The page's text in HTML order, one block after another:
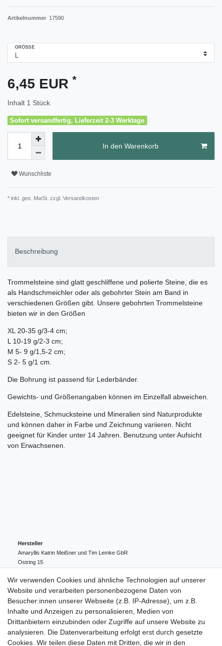
Artikelnummer 17590
GRÖSSE
6,45 EUR *
Inhalt 1 Stück
Sofort versandfertig, Lieferzeit 2-3 Werktage
In den Warenkorb
Wunschliste
* inkl. ges. MwSt. zzgl. Versandkosten
Beschreibung
Trommelsteine sind glatt geschliffene und polierte Steine, die es
als Handschmeichler oder als gebohrter Stein am Band in
verschiedenen Größen gibt. Unsere gebohrten Trommelsteine
bieten wir in den Größen
XL 20-35 g/3-4 cm;
L 10-19 g/2-3 cm;
M 5- 9 g/1,5-2 cm;
S 2- 5 g/1 cm.
Die Bohrung ist passend für Lederbänder.
Gewichts- und Größenangaben können im Einzelfall abweichen.
Edelsteine, Schmucksteine und Mineralien sind Naturprodukte
und können daher in Farbe und Zeichnung variieren. Nicht
geeignet für Kinder unter 14 Jahren. Benutzung unter Aufsicht
von Erwachsenen.
Hersteller
Amaryllis Katrin Meißner und Tim Lemke GbR
Ostring 15
004943548099856
amaryllis-eckernfoerde@t-online.de
EU-Verantwortlicher
Amaryllis Katrin Meißner und Tim Lemke GbR
Ostring
15
004943548099856
Wir verwenden Cookies und ähnliche Technologien auf unserer
Website und verarbeiten personenbezogene Daten von
Besucher:innen unserer Webseite (z.B. IP-Adresse), um z.B.
Inhalte und Anzeigen zu personalisieren, Medien von
Drittanbietern einzubinden oder Zugriffe auf unsere Website zu
analysieren. Die Datenverarbeitung erfolgt erst durch gesetzte
Cookies. Wir teilen diese Daten mit Dritten, die wir in den